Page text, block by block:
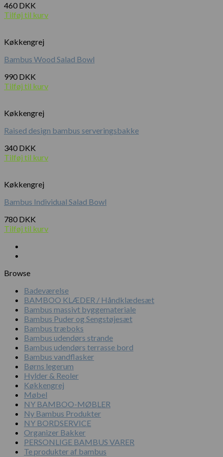
460 DKK
Tilføj til kurv
Køkkengrej
Bambus Wood Salad Bowl
990 DKK
Tilføj til kurv
Køkkengrej
Raised design bambus serveringsbakke
340 DKK
Tilføj til kurv
Køkkengrej
Bambus Individual Salad Bowl
780 DKK
Tilføj til kurv
Browse
Badeværelse
BAMBOO KLÆDER / Håndklædesæt
Bambus massivt byggemateriale
Bambus Puder og Sengstøjesæt
Bambus træboks
Bambus udendørs strande
Bambus udendørs terrasse bord
Bambus vandflasker
Børns legerum
Hylder & Reoler
Køkkengrej
Møbel
NY BAMBOO-MØBLER
Ny Bambus Produkter
NY BORDSERVICE
Organizer Bakker
PERSONLIGE BAMBUS VARER
Te produkter af bambus